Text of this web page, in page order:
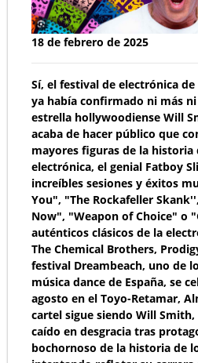
18 de febrero de 2025
Sí, el festival de electrónica
ya había confirmado ni más
estrella hollywoodiense Will
acaba de hacer público que
mayores figuras de la historia
electrónica, el genial Fatboy
increíbles sesiones y éxitos
You", "The Rockafeller
Now", "Weapon of Choice" o
auténticos clásicos de la
The Chemical Brothers,
festival Dreambeach, uno de
música dance de España, se
agosto en el Toyo-Retamar,
cartel sigue siendo Will
caído en desgracia tras
bochornoso de la historia de